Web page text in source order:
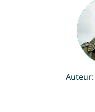
Auteur: